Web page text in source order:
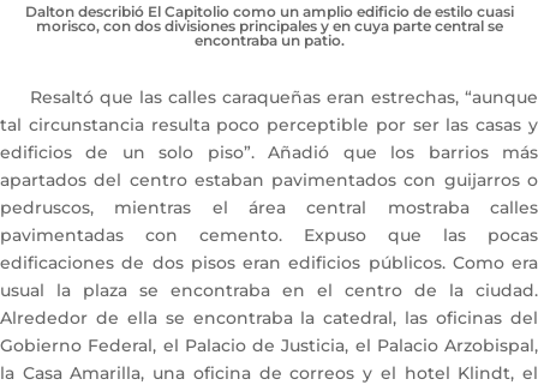
Dalton describió El Capitolio como un amplio edificio de estilo cuasi
morisco, con dos divisiones principales y en cuya parte central se
encontraba un patio.
Resaltó que las calles caraqueñas eran estrechas, “aunque
tal circunstancia resulta poco perceptible por ser las casas y
edificios de un solo piso”. Añadió que los barrios más
apartados del centro estaban pavimentados con guijarros o
pedruscos, mientras el área central mostraba calles
pavimentadas con cemento. Expuso que las pocas
edificaciones de dos pisos eran edificios públicos. Como era
usual la plaza se encontraba en el centro de la ciudad.
Alrededor de ella se encontraba la catedral, las oficinas del
Gobierno Federal, el Palacio de Justicia, el Palacio Arzobispal,
la Casa Amarilla, una oficina de correos y el hotel Klindt, el